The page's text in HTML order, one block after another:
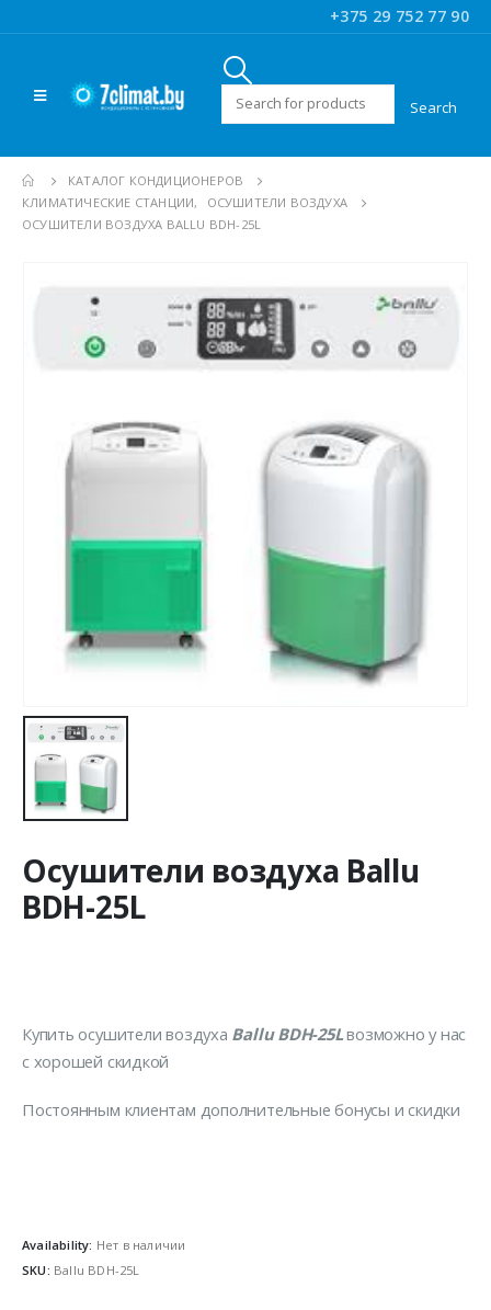
+375 29 752 77 90
Искать:
КАТАЛОГ КОНДИЦИОНЕРОВ
КЛИМАТИЧЕСКИЕ СТАНЦИИ,
ОСУШИТЕЛИ ВОЗДУХА
ОСУШИТЕЛИ ВОЗДУХА BALLU BDH-25L
Осушители воздуха Ballu
BDH-25L
Купить осушители воздуха Ballu BDH-25Lвозможно у нас
с хорошей скидкой
Постоянным клиентам дополнительные бонусы и скидки
Availability: Нет в наличии
SKU: Ballu BDH-25L